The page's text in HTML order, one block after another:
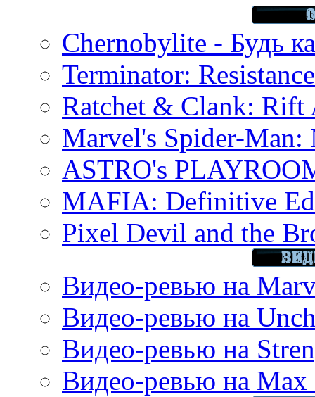
Chernobylite - Будь
Terminator:
Ratchet & Clank: Rift
Marvel's Spider-Man:
ASTRO's
MAFIA: Definitive
Pixel Devil and the
Видео-ревью на
Видео-ревью на
Видео-ревью на
Видео-ревью на Max